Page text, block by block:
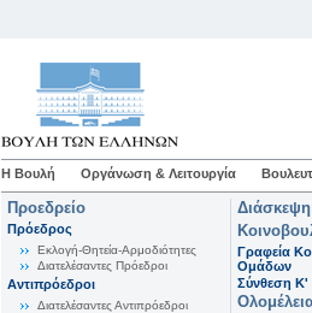
Η Βουλή Οργάνωση & Λειτουργία
Προεδρείο
Πρόεδρος
Εκλογή-Θητεία-Αρμοδιότητες
Διατελέσαντες Πρόεδροι
Αντιπρόεδροι
Διατελέσαντες Αντιπρόεδροι
Γραφεία
Ομάδων
Σύνθεση K'